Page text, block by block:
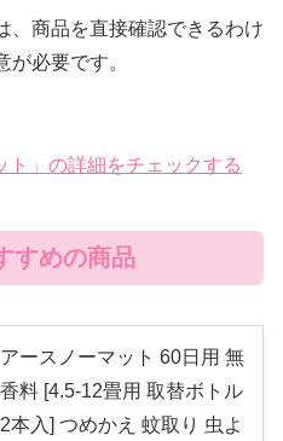
、商品を直接確認できるわけ
必要です。
」の詳細をチェックする
すめの商品
アースノーマット 60日用 無
香料 [4.5-12畳用 取替ボトル
2本入] つめかえ 蚊取り 虫よ